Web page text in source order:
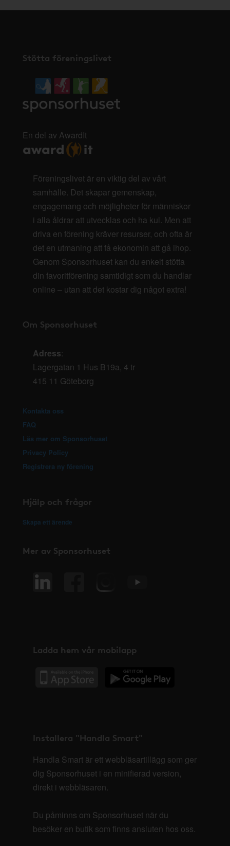
Stötta föreningslivet
En del av AwardIt
Föreningslivet är en viktig del av vårt
samhälle. Det skapar gemenskap,
engagemang och möjligheter för människor
i alla åldrar att utvecklas och ha kul. Men att
driva en förening kräver resurser, och ofta är
det en utmaning att få ekonomin att gå ihop.
Genom Sponsorhuset kan du enkelt stötta
din favoritförening samtidigt som du handlar
online – utan att det kostar dig något extra!
Om Sponsorhuset
Adress:
Lagergatan 1 Hus B19a, 4 tr
415 11 Göteborg
Kontakta oss
FAQ
Läs mer om Sponsorhuset
Privacy Policy
Registrera ny förening
Hjälp och frågor
Skapa ett ärende
Mer av Sponsorhuset
Ladda hem vår mobilapp
Installera "Handla Smart"
Handla Smart är ett webbläsartillägg som ger
dig Sponsorhuset i en minifierad version,
direkt i webbläsaren.
Du påminns om Sponsorhuset när du
besöker en butik som finns ansluten hos oss.